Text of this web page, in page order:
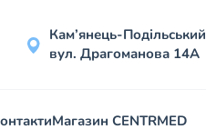
Кам’янець-Подільський
вул. Драгоманова 14А
Магазин CENTRMED